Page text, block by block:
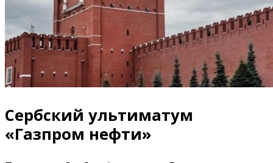
Сербский ультиматум
«Газпром нефти»